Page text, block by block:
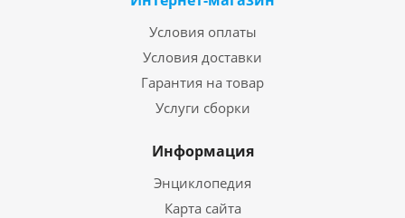
Условия оплаты
Условия доставки
Гарантия на товар
Услуги сборки
Информация
Энциклопедия
Карта сайта